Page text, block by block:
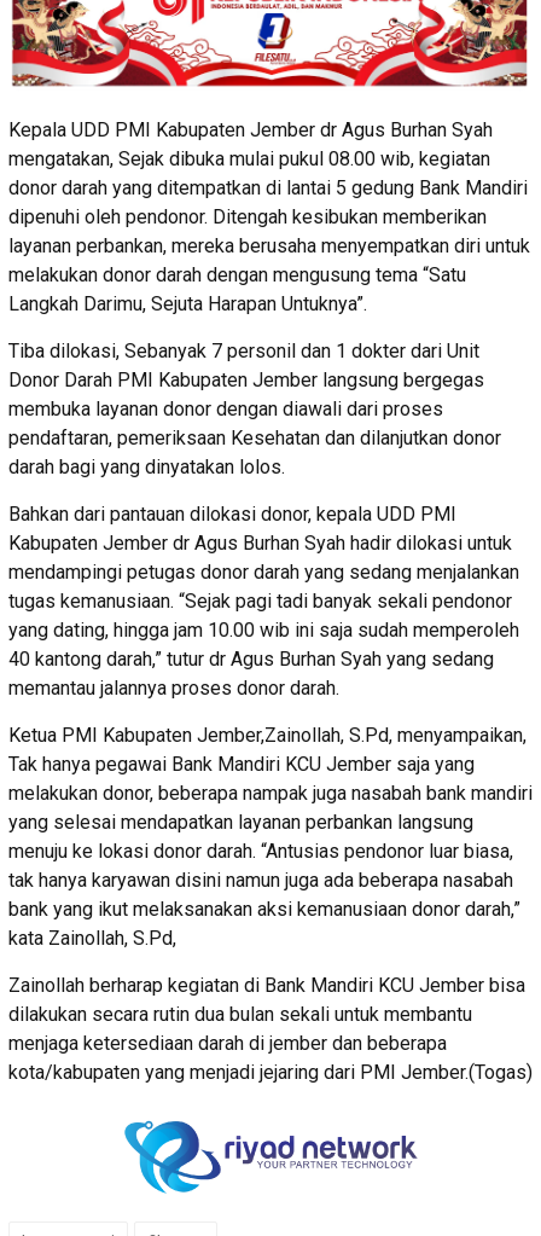
Kepala UDD PMI Kabupaten Jember dr Agus Burhan Syah
mengatakan, Sejak dibuka mulai pukul 08.00 wib, kegiatan
donor darah yang ditempatkan di lantai 5 gedung Bank Mandiri
dipenuhi oleh pendonor. Ditengah kesibukan memberikan
layanan perbankan, mereka berusaha menyempatkan diri untuk
melakukan donor darah dengan mengusung tema “Satu
Langkah Darimu, Sejuta Harapan Untuknya”.
Tiba dilokasi, Sebanyak 7 personil dan 1 dokter dari Unit
Donor Darah PMI Kabupaten Jember langsung bergegas
membuka layanan donor dengan diawali dari proses
pendaftaran, pemeriksaan Kesehatan dan dilanjutkan donor
darah bagi yang dinyatakan lolos.
Bahkan dari pantauan dilokasi donor, kepala UDD PMI
Kabupaten Jember dr Agus Burhan Syah hadir dilokasi untuk
mendampingi petugas donor darah yang sedang menjalankan
tugas kemanusiaan. “Sejak pagi tadi banyak sekali pendonor
yang dating, hingga jam 10.00 wib ini saja sudah memperoleh
40 kantong darah,” tutur dr Agus Burhan Syah yang sedang
memantau jalannya proses donor darah.
Ketua PMI Kabupaten Jember,Zainollah, S.Pd, menyampaikan,
Tak hanya pegawai Bank Mandiri KCU Jember saja yang
melakukan donor, beberapa nampak juga nasabah bank mandiri
yang selesai mendapatkan layanan perbankan langsung
menuju ke lokasi donor darah. “Antusias pendonor luar biasa,
tak hanya karyawan disini namun juga ada beberapa nasabah
bank yang ikut melaksanakan aksi kemanusiaan donor darah,”
kata Zainollah, S.Pd,
Zainollah berharap kegiatan di Bank Mandiri KCU Jember bisa
dilakukan secara rutin dua bulan sekali untuk membantu
menjaga ketersediaan darah di jember dan beberapa
kota/kabupaten yang menjadi jejaring dari PMI Jember.(Togas)